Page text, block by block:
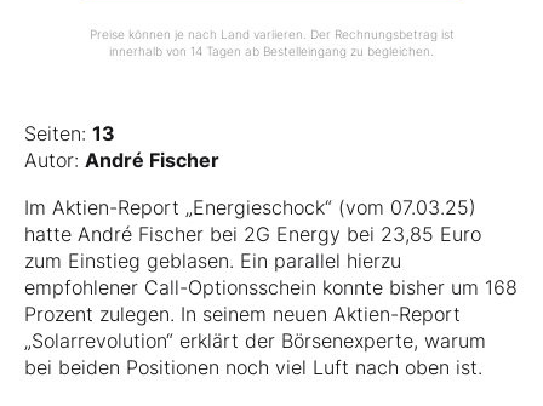
Preise können je nach Land variieren. Der Rechnungsbetrag ist
innerhalb von 14 Tagen ab Bestelleingang zu begleichen.
Seiten: 13
Autor: André Fischer
Im Aktien-Report „Energieschock“ (vom 07.03.25)
hatte André Fischer bei 2G Energy bei 23,85 Euro
zum Einstieg geblasen. Ein parallel hierzu
empfohlener Call-Optionsschein konnte bisher um 168
Prozent zulegen. In seinem neuen Aktien-Report
„Solarrevolution“ erklärt der Börsenexperte, warum
bei beiden Positionen noch viel Luft nach oben ist.